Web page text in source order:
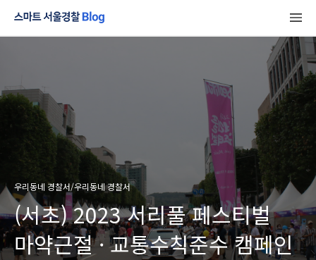
우리동네 경찰서/우리동네 경찰서
(서초) 2023 서리풀 페스티벌
마약근절 · 교통수칙준수 캠페인